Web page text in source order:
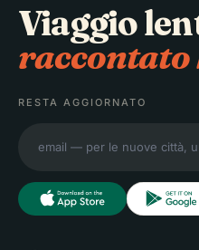
Viaggio
raccontato
RESTA AGGIORNATO